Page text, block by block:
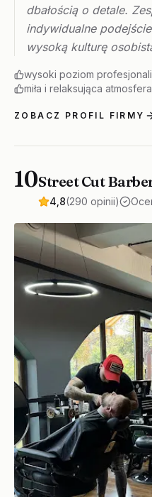
dbałością o detale.
indywidualne
wysoką kulturę
wysoki poziom
miła i relaksująca atmosfera
ZOBACZ PROFIL FIRMY
10Street Cut
4,8(290 opinii)